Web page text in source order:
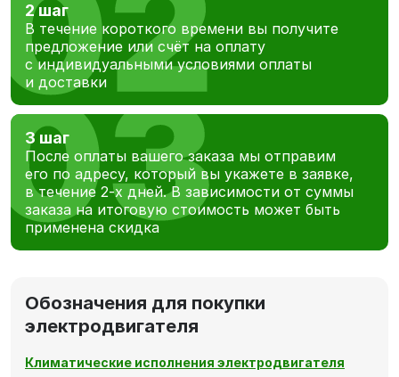
2 шаг
В течение короткого времени вы получите
предложение или счёт на оплату
с индивидуальными условиями оплаты
и доставки
3 шаг
После оплаты вашего заказа мы отправим
его по адресу, который вы укажете в заявке,
в течение 2-х дней. В зависимости от суммы
заказа на итоговую стоимость может быть
применена скидка
Обозначения для покупки
электродвигателя
Климатические исполнения электродвигателя